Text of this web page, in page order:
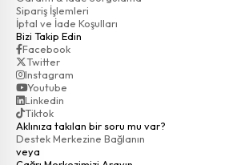
Sipariş İşlemleri
İptal ve İade Koşulları
Bizi Takip Edin
Facebook
Twitter
Instagram
Youtube
Linkedin
Tiktok
Aklınıza takılan bir soru mu var?
Destek Merkezine Bağlanın
veya